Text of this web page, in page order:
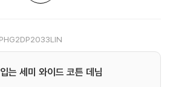
PHG2DP2033LIN
는 세미 와이드 코튼 데님